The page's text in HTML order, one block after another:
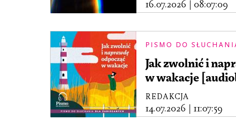
16.07.2026 08:07:09
PISMO DO
Jak zwolnić i
w wakacje
REDAKCJA
14.07.2026 11:07:59